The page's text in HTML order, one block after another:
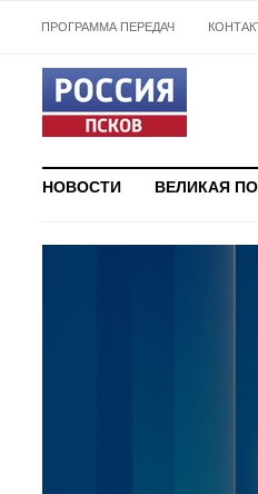
ПРОГРАММА ПЕРЕДАЧ
НОВОСТИ ВЕЛИКАЯ